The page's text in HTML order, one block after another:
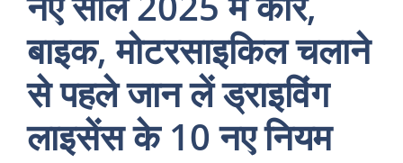
बाइक, मोटरसाइकिल चलाने
से पहले जान लें ड्राइविंग
लाइसेंस के 10 नए नियम